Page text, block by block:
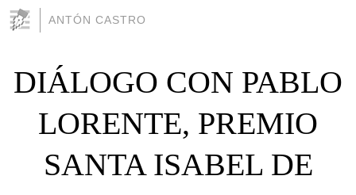
ANTÓN CASTRO
DIÁLOGO CON PABLO
LORENTE, PREMIO
SANTA ISABEL DE